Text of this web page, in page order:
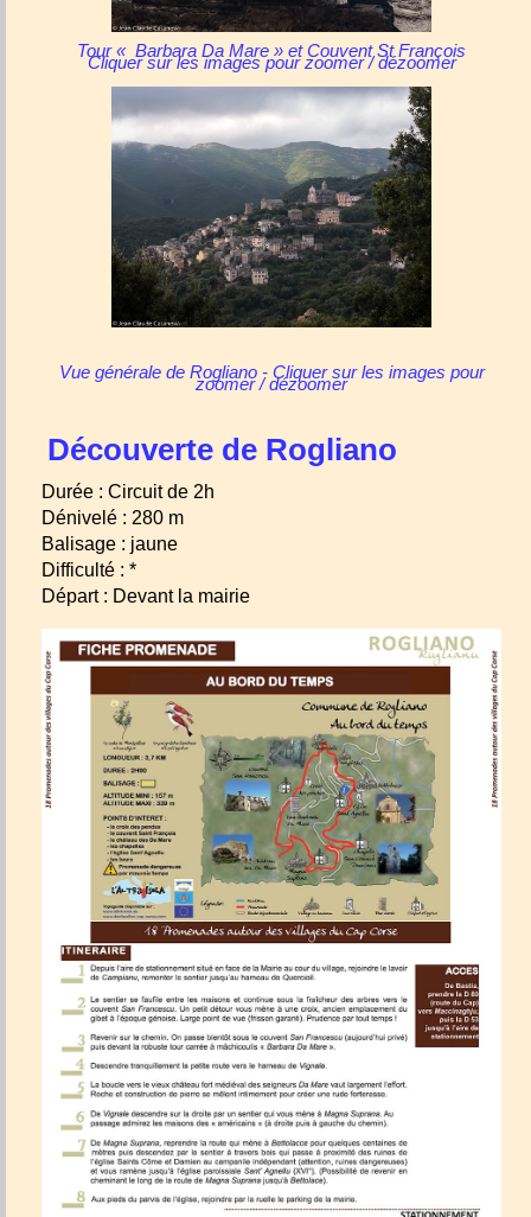
Tour « Barbara Da Mare » et Couvent St François
Cliquer sur les images pour zoomer / dézoomer
Vue générale de Rogliano - Cliquer sur les images pour
zoomer / dézoomer
Découverte de Rogliano
Durée : Circuit de 2h
Dénivelé : 280 m
Balisage : jaune
Difficulté : *
Départ : Devant la mairie